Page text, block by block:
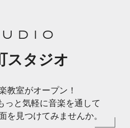
スタジオ
教室がオープン！
っと気軽に音楽を通して
を見つけてみませんか。